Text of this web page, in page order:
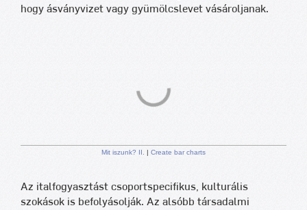
hogy ásványvizet vagy gyümölcslevet vásároljanak.
Mit iszunk? II. | Create bar charts
Az italfogyasztást csoportspecifikus, kulturális
szokások is befolyásolják. Az alsóbb társadalmi